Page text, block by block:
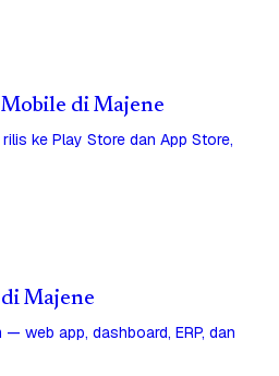
di Majene
ke Play Store dan App Store,
Majene
web app, dashboard, ERP, dan